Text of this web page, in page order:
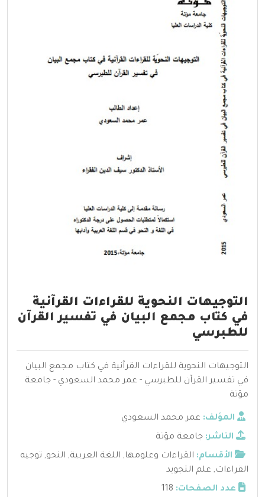
التوجيهات النحوية للقراءات القرآنية
في كتاب مجمع البيان في تفسير القرآن
للطبرسي
التوجيهات النحوية للقراءات القرآنية في كتاب مجمع البيان
في تفسير القرآن للطبرسي - عمر محمد السعودي - جامعة
مؤتة
المؤلف: عمر محمد السعودي
الناشر: جامعة مؤتة
الأقسام: القراءات وعلومها, اللغة العربية, النحو, توجيه
القراءات, علم التجويد
عدد الصفحات: 118